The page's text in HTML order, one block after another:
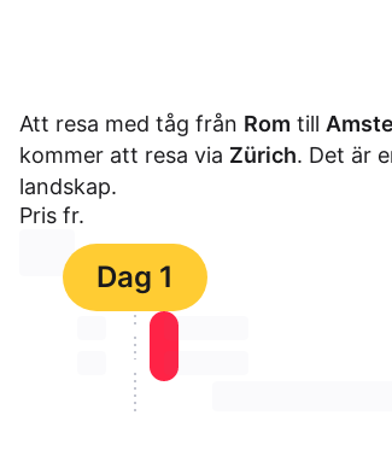
Att resa med tåg från Rom till
kommer att resa via Zürich. Det är
landskap.
Pris fr.
⏳⏳
Dag 1
⏳⏳ ⏳ ⏳⏳
⏳⏳ ⏳ ⏳⏳